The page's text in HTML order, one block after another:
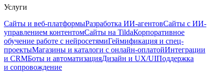
Услуги
Сайты и веб-платформыРазработка ИИ-агентовСайты с ИИ-
управлением контентомСайты на TildaКорпоративное
обучение работе с нейросетямиГеймификация и спец-
проектыМагазины и каталоги с онлайн-оплатойИнтеграции
и CRMБоты и автоматизацияДизайн и UX/UIПоддержка
и сопровождение